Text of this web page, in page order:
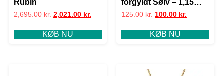
Rubin
2,695.00kr. 2,021.00 kr.
KØB NU
forgyldt Sølv – 1,15
mm fra 45 cm
125.00kr. 100.00 kr.
KØB NU